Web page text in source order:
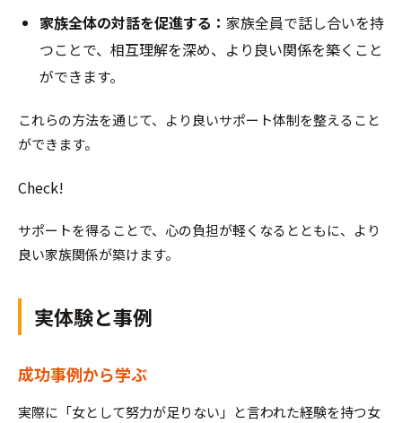
家族全体の対話を促進する： 家族全員で話し合いを持
つことで、相互理解を深め、より良い関係を築くこと
ができます。
これらの方法を通じて、より良いサポート体制を整えること
ができます。
Check!
サポートを得ることで、心の負担が軽くなるとともに、より
良い家族関係が築けます。
実体験と事例
成功事例から学ぶ
実際に「女として努力が足りない」と言われた経験を持つ女